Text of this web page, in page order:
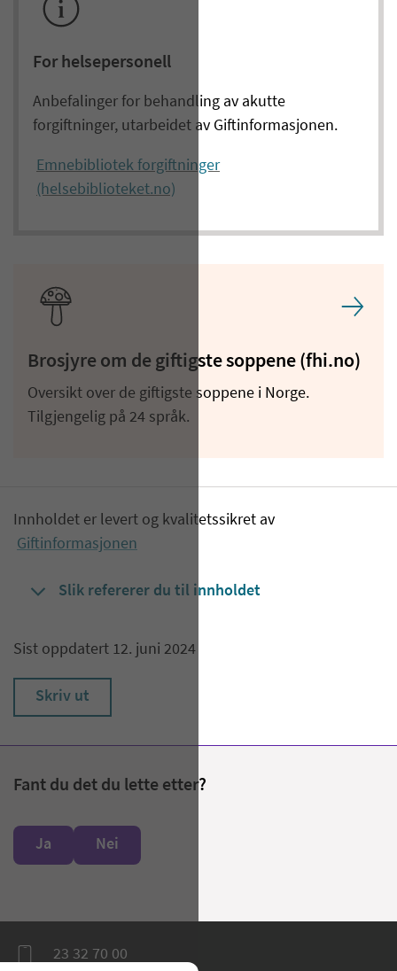
For helsepersonell
Anbefalinger for behandling av akutte
forgiftninger, utarbeidet av Giftinformasjonen.
Emnebibliotek forgiftninger
(helsebiblioteket.no)
Brosjyre om de giftigste soppene (fhi.no)
Oversikt over de giftigste soppene i Norge.
Tilgjengelig på 24 språk.
Innholdet er levert og kvalitetssikret av
Giftinformasjonen
Slik refererer du til innholdet
Sist oppdatert 12. juni 2024
Skriv ut
Fant du det du lette etter?
Ja Nei